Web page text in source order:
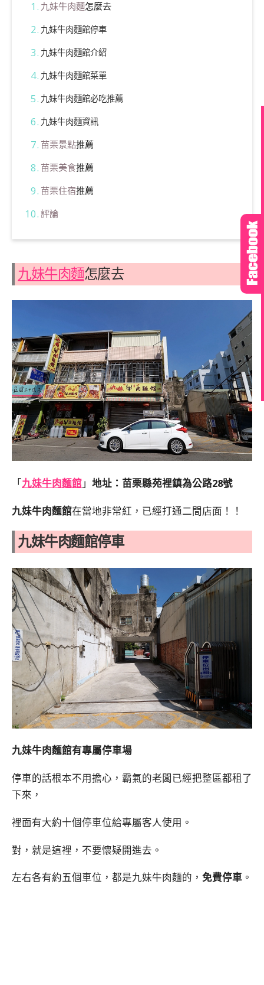
九妹牛肉麵怎麼去
九妹牛肉麵館停車
九妹牛肉麵館介紹
九妹牛肉麵館菜單
九妹牛肉麵館必吃推薦
九妹牛肉麵資訊
苗栗景點推薦
苗栗美食推薦
苗栗住宿推薦
評論
九妹牛肉麵怎麼去
「九妹牛肉麵館」 地址：苗栗縣苑裡鎮為公路28號
九妹牛肉麵館在當地非常紅，已經打通二間店面！！
九妹牛肉麵館停車
九妹牛肉麵館有專屬停車場
停車的話根本不用擔心，霸氣的老闆已經把整區都租了
下來，
裡面有大約十個停車位給專屬客人使用。
對，就是這裡，不要懷疑開進去。
左右各有約五個車位，都是九妹牛肉麵的， 免費停車 。